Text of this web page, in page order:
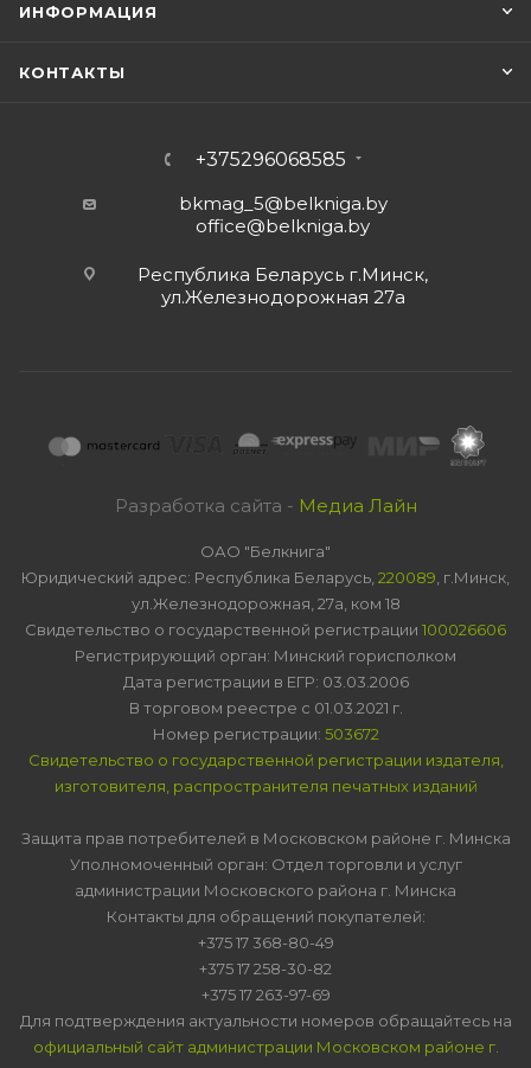
ИНФОРМАЦИЯ
КОНТАКТЫ
+375296068585
bkmag_5@belkniga.by
office@belkniga.by
Республика Беларусь г.Минск,
ул.Железнодорожная 27а
Разработка сайта - Медиа Лайн
ОАО "Белкнига"
Юридический адрес: Республика Беларусь, 220089 , г.Минск,
ул.Железнодорожная, 27а, ком 18
Свидетельство о государственной регистрации 100026606
Регистрирующий орган: Минский горисполком
Дата регистрации в ЕГР: 03.03.2006
В торговом реестре с 01.03.2021 г.
Номер регистрации: 503672
Свидетельство о государственной регистрации издателя,
изготовителя, распространителя печатных изданий
Защита прав потребителей в Московском районе г. Минска
Уполномоченный орган: Отдел торговли и услуг
администрации Московского района г. Минска
Контакты для обращений покупателей:
+375 17 368-80-49
+375 17 258-30-82
+375 17 263-97-69
Для подтверждения актуальности номеров обращайтесь на
официальный сайт администрации Московском районе г.